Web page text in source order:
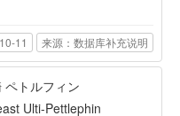
11 来源：数据库补充说明
ペトルフィン
Ulti-Pettlephin